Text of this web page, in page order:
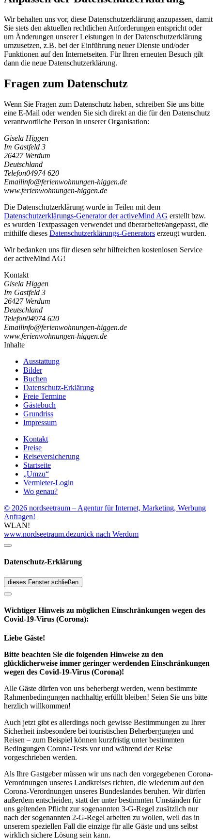
Wir behalten uns vor, diese Datenschutzerklärung anzupassen, damit
Sie stets den aktuellen rechtlichen Anforderungen entspricht oder
um Änderungen unserer Leistungen in der Datenschutzerklärung
umzusetzen, z.B. bei der Einführung neuer Dienste und/oder
Funktionen auf den Internetseiten. Für Ihren erneuten Besuch gilt
dann die neue Datenschutzerklärung.
Fragen zum Datenschutz
Wenn Sie Fragen zum Datenschutz haben, schreiben Sie uns bitte
eine E-Mail oder wenden Sie sich direkt an die für den Datenschutz
verantwortliche Person in unserer Organisation:
Gisela Higgen
Im Gastfeld 3
26427 Werdum
Deutschland
Telefon04974 620
Emailinfo@ferienwohnungen-higgen.de
www.ferienwohnungen-higgen.de
Die Datenschutzerklärung wurde in Teilen mit dem
Datenschutzerklärungs-Generator der activeMind AG erstellt bzw.
es wurden Textpassagen verwendet und überarbeitet/angepasst, die
mithilfe dieses Datenschutzerklärungs-Generators erzeugt wurden.
Wir bedanken uns für diesen sehr hilfreichen kostenlosen Service
der activeMind AG!
Kontakt
Gisela Higgen
Im Gastfeld 3
26427 Werdum
Deutschland
Telefon04974 620
Emailinfo@ferienwohnungen-higgen.de
www.ferienwohnungen-higgen.de
Inhalte
Ausstattung
Bilder
Buchen
Datenschutz-Erklärung
Freie Termine
Gästebuch
Grundriss
Impressum
Kontakt
Preise
Reiseversicherung
Startseite
„Umzu“
Vermieter-Login
Wo genau?
© 2026 nordseetraum – Agentur für Internet, Marketing, Werbung
Anfragen!
WLAN!
www.nordseetraum.dezurück nach Werdum
Datenschutz-Erklärung
dieses Fenster schließen
Wichtiger Hinweis zu möglichen Ein­schränk­ungen wegen des
Covid-19-Virus (Corona):
Liebe Gäste!
Bitte beachten Sie die folgenden Hinweise zu den
glücklicherweise immer geringer werdenden Einschränkungen
wegen des Covid-19-Virus (Corona)!
Alle Gäste dürfen von uns beherbergt werden, wenn bestimmte
Rahmenbedingungen nachhaltig erfüllt bleiben! Seien Sie uns bitte
herzlich willkommen!
Auch jetzt gibt es allerdings noch gewisse Bestimmungen zu Ihrer
Sicherheit insbesondere bei touristischen Beherbergungen und
Reisen – zum Beispiel können kurzfristig unter bestimmten
Bedingungen Corona-Tests vor und während der Reise
vorgeschrieben werden.
Als Ihre Gastgeber müssen wir uns nach den vorgegebenen Corona-
Verordnungen unseres Landkreises richten, die wiederum auf den
Corona-Verordnungen unseres Bundeslandes beruhen. Wir dürfen
außerdem entscheiden, statt der unter bestimmten Umständen für
uns geltenden Pflicht zur sogenannten 3-G-Regel zusätzlich nur
nach der sogenannten 2-G-Regel arbeiten zu wollen, weil das in
unserem speziellen Fall die einzige für alle Gäste und uns selbst
wirklich sichere Lösung sein kann.